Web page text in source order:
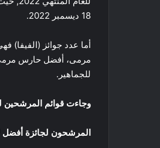
18 ديسمبر 2022.
مرمى، أفضل حارس مرمى
للجماهير.
وجاءت قوائم المرشحين
المرشحون لجائزة أفضل